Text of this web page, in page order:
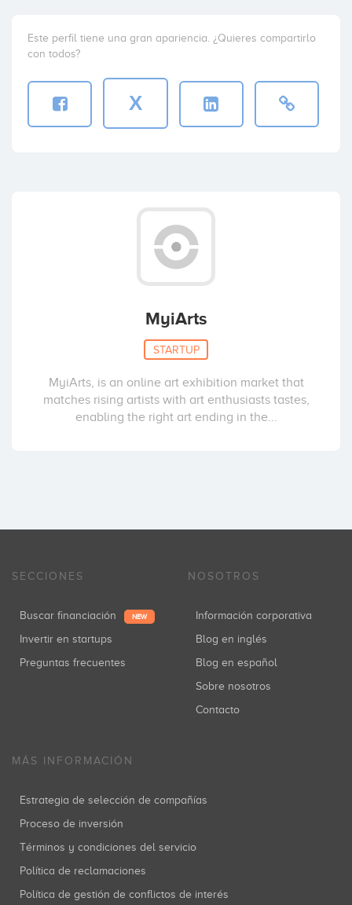
Este perfil tiene una gran apariencia. ¿Quieres compartirlo
con todos?
X
MyiArts
STARTUP
MyiArts, is an online art exhibition market that
matches rising artists with art enthusiasts tastes,
enabling the right art ending in the...
SECCIONES
Buscar financiación NEW
Invertir en startups
Preguntas frecuentes
NOSOTROS
Información corporativa
Blog en inglés
Blog en español
Sobre nosotros
Contacto
MÁS INFORMACIÓN
Estrategia de selección de compañías
Proceso de inversión
Términos y condiciones del servicio
Política de reclamaciones
Política de gestión de conflictos de interés